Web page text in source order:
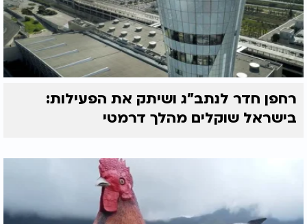
רחפן חדר לנתב"ג ושיתק את הפעילות:
בישראל שוקלים מהלך דרמטי